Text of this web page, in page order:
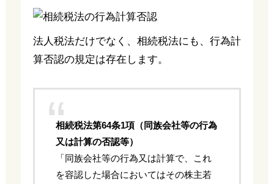
法人税法だけでなく、相続税法にも、行為計
算否認の規定は存在します。
相続税法第64条1項（同族会社等の行為
又は計算の否認等）
「同族会社等の行為又は計算で、これ
を容認した場合においてはその株主若